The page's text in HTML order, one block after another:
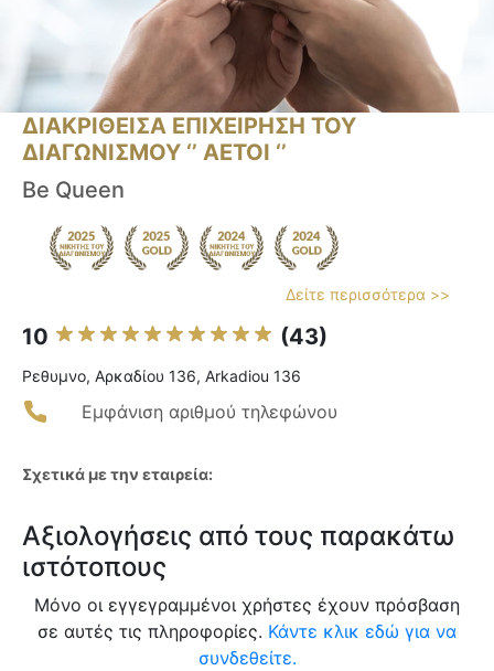
ΔΙΑΚΡΙΘΕΙΣΑ ΕΠΙΧΕΙΡΗΣΗ ΤΟΥ
ΔΙΑΓΩΝΙΣΜΟΥ ‘’ ΑΕΤΟΙ ‘’
Be Queen
Δείτε περισσότερα >>
10 (43)
Ρεθυμνο, Αρκαδίου 136, Arkadiou 136
Εμφάνιση αριθμού τηλεφώνου
Σχετικά με την εταιρεία:
Αξιολογήσεις από τους παρακάτω
ιστότοπους
Μόνο οι εγγεγραμμένοι χρήστες έχουν πρόσβαση
σε αυτές τις πληροφορίες. Κάντε κλικ εδώ για να
συνδεθείτε.